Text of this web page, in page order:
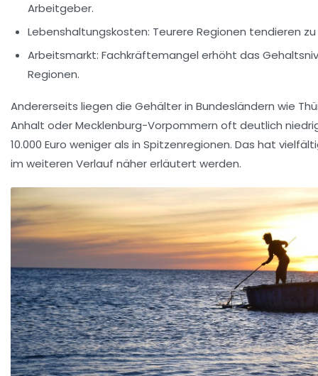
Arbeitgeber.
Lebenshaltungskosten: Teurere Regionen tendieren
Arbeitsmarkt: Fachkräftemangel erhöht das
Regionen.
Andererseits liegen die Gehälter in Bundesländern wie
Anhalt oder Mecklenburg-Vorpommern oft deutlich
10.000 Euro weniger als in Spitzenregionen. Das hat
im weiteren Verlauf näher erläutert werden.